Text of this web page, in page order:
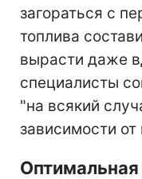
загораться с
топлива
вырасти даже
специалисты
"на всякий
зависимости от